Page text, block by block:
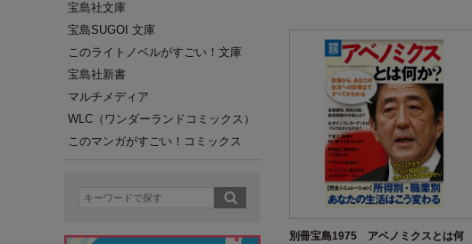
宝島社文庫
宝島SUGOI 文庫
このライトノベルがすごい！文庫
宝島社新書
マルチメディア
WLC（ワンダーランドコミックス）
このマンガがすごい！コミックス
別冊宝島1975 アベノミクスとは何